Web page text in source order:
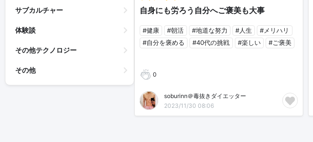
サブカルチャー
体験談
その他テクノロジー
その他
自身にも労ろう自分へご褒美も大事
#健康 #朝活 #地道な努力 #人生
#メリハリ
#自分を褒める
#40代の挑戦 #楽しい #ご褒美
0
soburinn＠毒抜きダイエッター
2023/11/30 08:06